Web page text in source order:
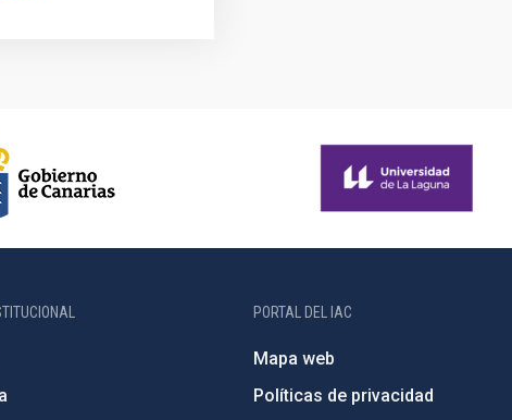
PORTAL DEL IAC
Mapa web
Políticas de privacidad